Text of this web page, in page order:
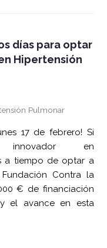
días para optar
Hipertensión
Pulmonar
17 de febrero! Si
en
a tiempo de optar a
Contra la
€ de financiación
el avance en esta